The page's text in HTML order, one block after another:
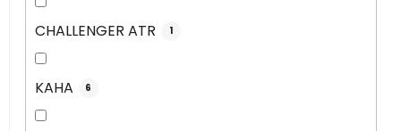
CHALLENGER ATR 1
KAHA 6